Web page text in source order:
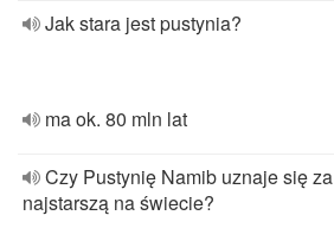
Jak stara jest pustynia?
ma ok. 80 mln lat
Czy Pustynię Namib uznaje się za
najstarszą na świecie?